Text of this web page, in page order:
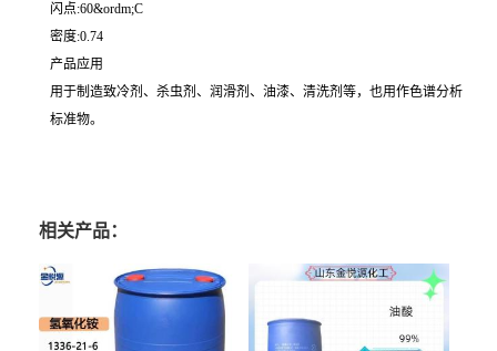
闪点:60&ordm;C
密度:0.74
产品应用
用于制造致冷剂、杀虫剂、润滑剂、油漆、清洗剂等，也用作色谱分析
标准物。
相关产品：